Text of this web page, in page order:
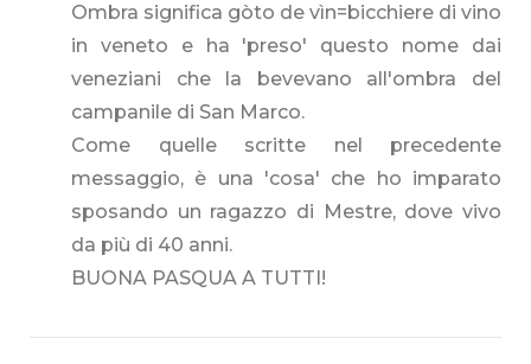
Ombra significa gòto de vìn=bicchiere di vino
in veneto e ha 'preso' questo nome dai
veneziani che la bevevano all'ombra del
campanile di San Marco.
Come quelle scritte nel precedente
messaggio, è una 'cosa' che ho imparato
sposando un ragazzo di Mestre, dove vivo
da più di 40 anni.
BUONA PASQUA A TUTTI!